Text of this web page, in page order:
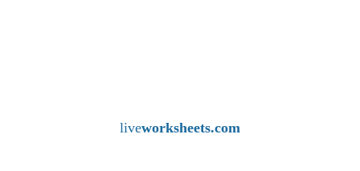
liveworksheets.com